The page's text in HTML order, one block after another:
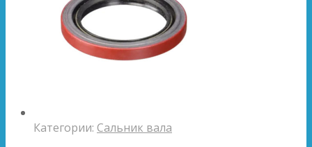
Категории: Сальник вала